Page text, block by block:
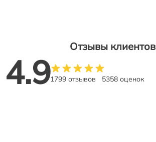
Отзывы клиентов
4.91799 отзывов 5358 оценок